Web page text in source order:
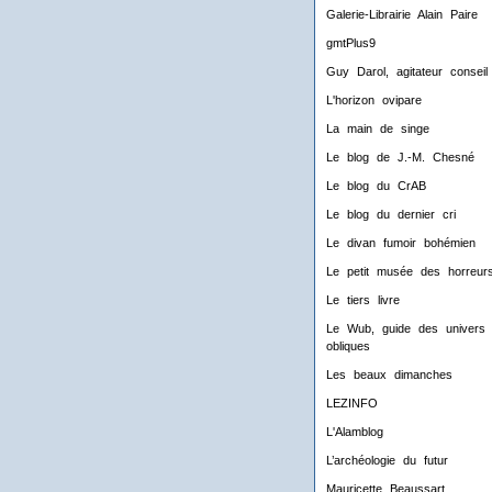
Galerie-Librairie Alain Paire
gmtPlus9
Guy Darol, agitateur conseil
L'horizon ovipare
La main de singe
Le blog de J.-M. Chesné
Le blog du CrAB
Le blog du dernier cri
Le divan fumoir bohémien
Le petit musée des
Le tiers livre
Le Wub, guide des univers
obliques
Les beaux dimanches
LEZINFO
L'Alamblog
L’archéologie du futur
Mauricette Beaussart